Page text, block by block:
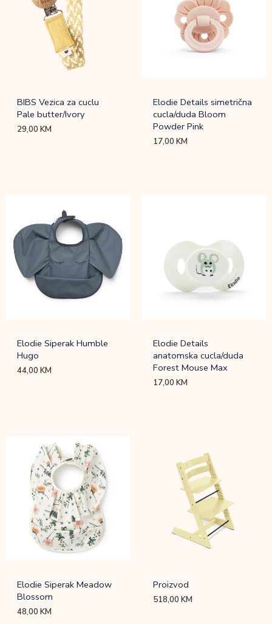
BIBS Vezica za cuclu
Pale butter/Ivory
29,00KM
Elodie Details simetrična
cucla/duda Bloom
Powder Pink
17,00KM
Elodie Siperak Humble
Hugo
44,00KM
Elodie Details
anatomska cucla/duda
Forest Mouse Max
17,00KM
Elodie Siperak Meadow
Blossom
48,00KM
Proizvod
518,00KM